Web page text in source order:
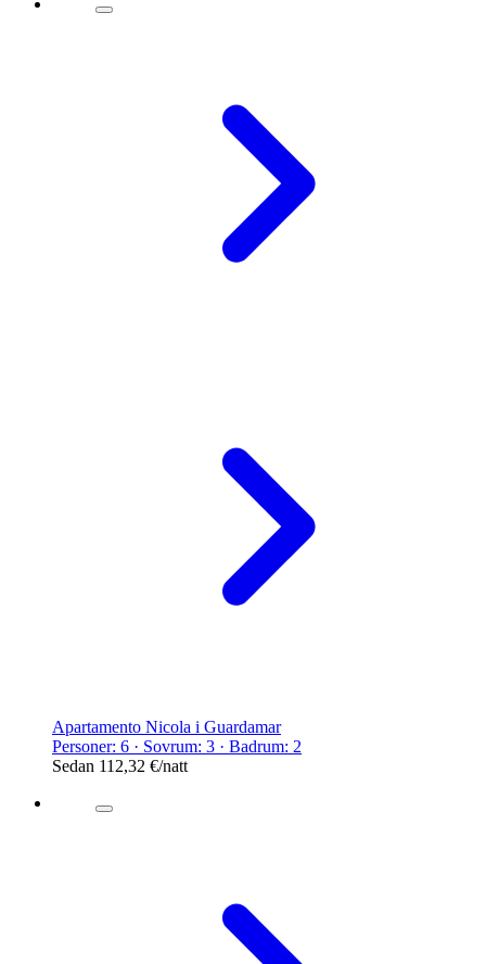
Apartamento Nicola i Guardamar
Personer: 6 · Sovrum: 3 · Badrum: 2
Sedan 112,32 €/natt